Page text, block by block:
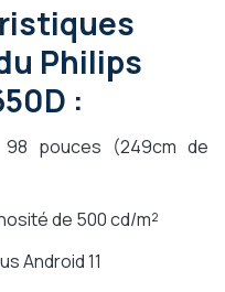
Philips
:
pouces (249cm de
de 500 cd/m²
Android 11